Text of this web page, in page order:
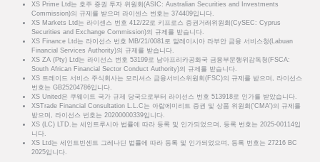
XS Prime Ltd는 호주 증권 투자 위원회(ASIC: Australian Securities and Investments
Commission)의 규제를 받으며 라이센스 번호는 374409입니다.
XS Markets Ltd는 라이센스 번호 412/22로 키프로스 증권거래위원회(CySEC: Cyprus
Securities and Exchange Commission)의 규제를 받습니다.
XS Finance Ltd는 라이선스 번호 MB/21/0081로 말레이시아 라부안 금융 서비스청(Labuan
Financial Services Authority)의 규제를 받습니다.
XS ZA (Pty) Ltd는 라이선스 번호 53199로 남아프리카공화국 금융부문행위감독청(FSCA:
South African Financial Sector Conduct Authority)의 규제를 받습니다.
XS 트레이드 서비스 주식회사는 모리셔스 금융서비스위원회(FSC)의 규제를 받으며, 라이선스
번호는 GB25204786입니다.
XS United은 쿠웨이트 국가 규제 당국으로부터 라이선스 번호 513918로 인가를 받았습니다.
XSTrade Financial Consultation L.L.C는 아랍에미리트 증권 및 상품 위원회('CMA')의 규제를
받으며, 라이선스 번호는 20200000339입니다.
XS (LC) LTD.는 세인트루시아 법률에 따라 등록 및 인가되었으며, 등록 번호는 2025-00114입
니다.
XS Ltd는 세인트빈센트 그레나딘 법률에 따라 등록 및 인가되었으며, 등록 번호는 27216 BC
2025입니다.